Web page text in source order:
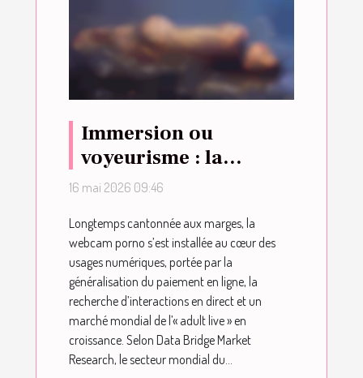
Immersion ou
voyeurisme : la
webcam porno, nouvel
partagé ?
16 mai 2026 09:46
Longtemps cantonnée aux marges, la
webcam porno s’est installée au cœur des
usages numériques, portée par la
généralisation du paiement en ligne, la
recherche d’interactions en direct et un
marché mondial de l’« adult live » en
croissance. Selon Data Bridge Market
Research, le secteur mondial du...